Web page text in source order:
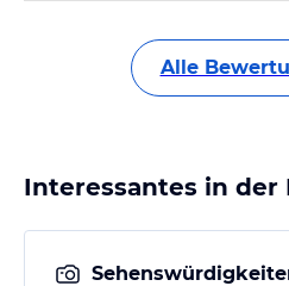
Alle
Interessantes in der